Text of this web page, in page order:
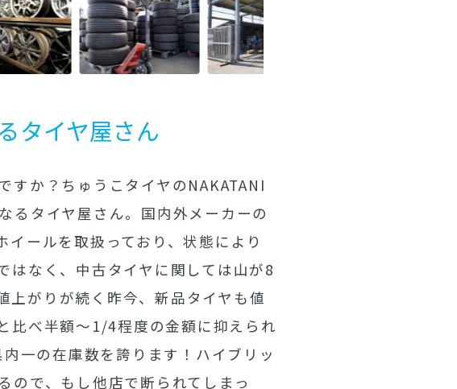
タイヤ屋さん
すか？ちゅうこタイヤのNAKATANI
るタイヤ屋さん。国内外メーカーの
ールを取扱っており、状態により
なく、中古タイヤに関しては山が8
上がりが続く昨今、新品タイヤも値
比べ半額〜1/4程度の金額に抑えられ
一の在庫数を誇ります！ハイブリッ
ので、もし他店で断られてしまっ